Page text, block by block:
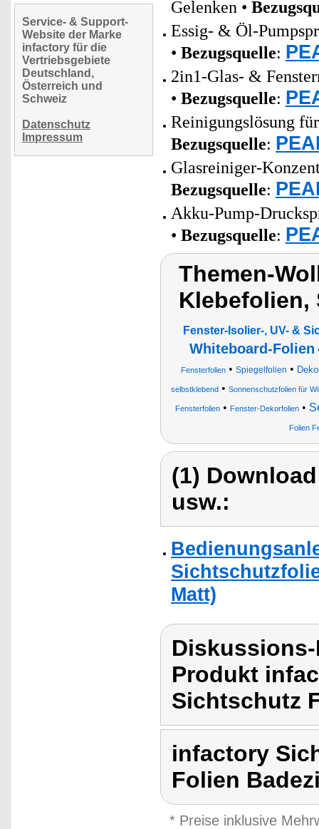
Service- & Support-
Website der Marke
infactory für die
Vertriebsgebiete
Deutschland,
Österreich und
Schweiz
Datenschutz
Impressum
Gelenken •
Essig- & Öl-
• Bezugsquelle:
2in1-Glas- &
• Bezugsquelle:
Reinigungslösung
Bezugsquelle:
Glasreiniger-
Bezugsquelle:
Akku-Pump-
• Bezugsquelle:
Themen-
Klebefolien,
Fenster-Isolier-, UV- &
Whiteboard-Folien
Fensterfolien • Spiegelfolien •
selbstklebend• Sonnenschutzfolien für
Fensterfolien• Fenster-Dekorfolien•
Folien
(1)
usw.:
Matt)
Produkt
Sichtschutz
infactory
Folien
* Preise inklusive